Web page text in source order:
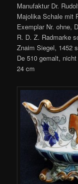
Manufaktur Dr.
Majolika Schale mit
Exemplar Nr. ohne,
R. D. Z. Radmarke
Znaim Siegel, 1452
De 510 gemalt,
24 cm